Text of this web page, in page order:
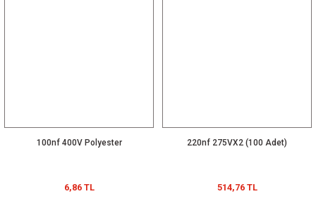
100nf 400V Polyester
6,86 TL
220nf 275VX2 (100 Adet)
514,76 TL